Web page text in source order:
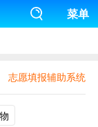
菜单
志愿填报辅助系统